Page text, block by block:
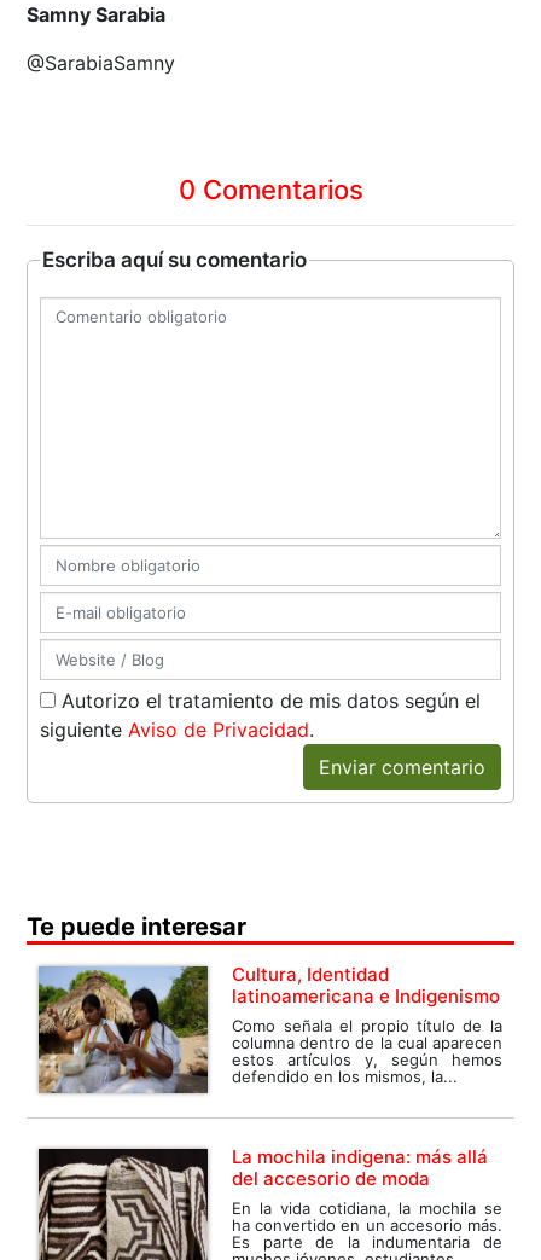
Samny Sarabia
@SarabiaSamny
0 Comentarios
Escriba aquí su comentario
Autorizo el tratamiento de mis datos según el
siguiente Aviso de Privacidad.
Enviar comentario
Te puede interesar
Cultura, Identidad
latinoamericana e Indigenismo
Como señala el propio título de la
columna dentro de la cual aparecen
estos artículos y, según hemos
defendido en los mismos, la...
La mochila indigena: más allá
del accesorio de moda
En la vida cotidiana, la mochila se
ha convertido en un accesorio más.
Es parte de la indumentaria de